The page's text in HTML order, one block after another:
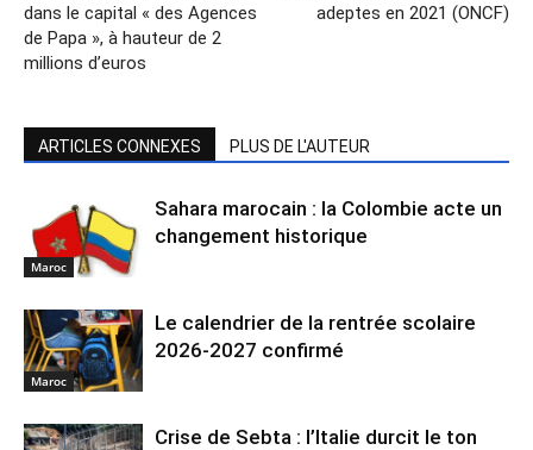
dans le capital « des Agences
de Papa », à hauteur de 2
millions d’euros
adeptes en 2021 (ONCF)
ARTICLES CONNEXES PLUS DE L'AUTEUR
Maroc
Sahara marocain : la Colombie acte un
changement historique
Maroc
Le calendrier de la rentrée scolaire
2026-2027 confirmé
Crise de Sebta : l’Italie durcit le ton